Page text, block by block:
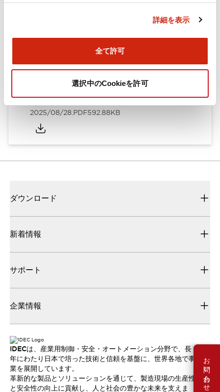
詳細を表示
全て許可
選択中のCookieを許可
お問い合わせ
ARN形モノレバースイッチ／CSシリーズカムスイッチ
2025/08/28.PDF1.20MB
2025/08/28.PDF592.88KB
ダウンロード
新着情報
サポート
企業情報
IDECは、産業用制御・安全・オートメーション分野で、長
年にわたり日本で培った技術と信頼を基盤に、世界各地で事
業を展開しています。
革新的な製品とソリューションを通じて、製造現場の生産性
と安全性の向上に貢献し、人と社会の豊かな未来を支えま